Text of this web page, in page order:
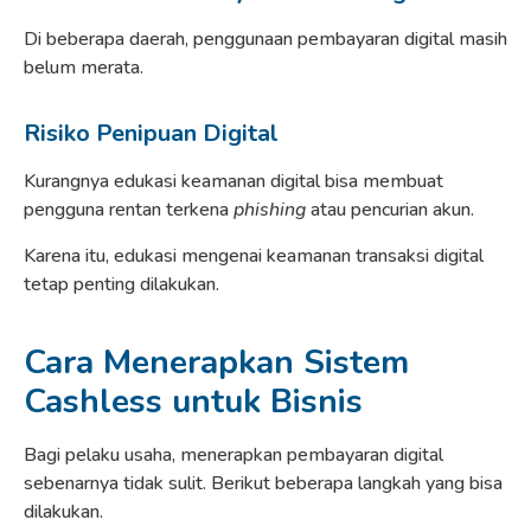
Di beberapa daerah, penggunaan pembayaran digital masih
belum merata.
Risiko Penipuan Digital
Kurangnya edukasi keamanan digital bisa membuat
pengguna rentan terkenaphishingatau pencurian akun.
Karena itu, edukasi mengenai keamanan transaksi digital
tetap penting dilakukan.
Cara Menerapkan Sistem
Cashless untuk Bisnis
Bagi pelaku usaha, menerapkan pembayaran digital
sebenarnya tidak sulit. Berikut beberapa langkah yang bisa
dilakukan.